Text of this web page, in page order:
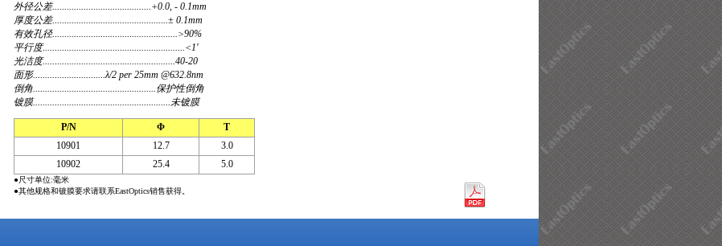
外径公差.........................................+0.0, - 0.1mm
厚度公差................................................± 0.1mm
有效孔径....................................................>90%
平行度...........................................................<1'
光洁度.......................................................40-20
面形..............................λ/2 per 25mm @632.8nm
倒角...................................................保护性倒角
镀膜.........................................................未镀膜
P/N Φ
T
10901
12.7
3.0
10902
25.4 5.0
●尺寸单位:毫米
●其他规格和镀膜要求请联系EastOptics销售获得。